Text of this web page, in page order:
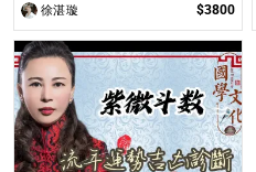
徐湛璇 $3800